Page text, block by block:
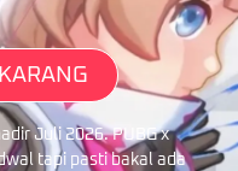
Juli 2026. PUBG x
tapi pasti bakal ada